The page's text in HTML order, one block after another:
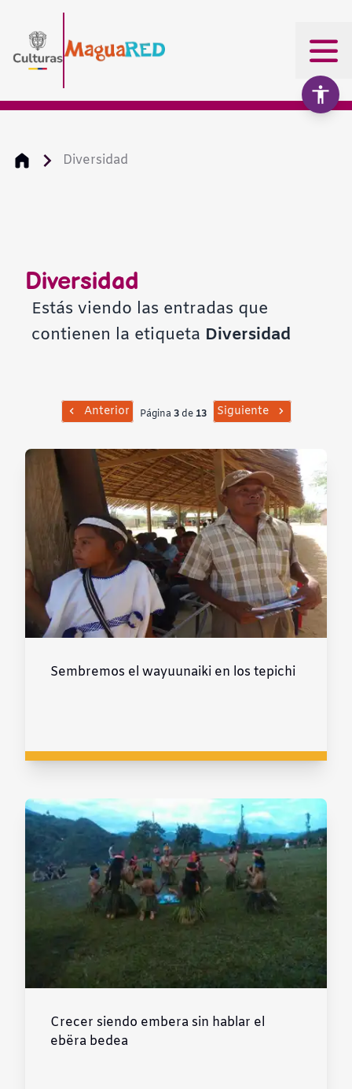
Diversidad
Diversidad
Estás viendo las entradas que
contienen la etiqueta Diversidad
Anterior Página 3de13 Siguiente
Sembremos el wayuunaiki en los tepichi
Crecer siendo embera sin hablar el
ebëra bedea
Alto contraste
Fondo claro
Subrayar enlaces
Fuente legible
Restablecer